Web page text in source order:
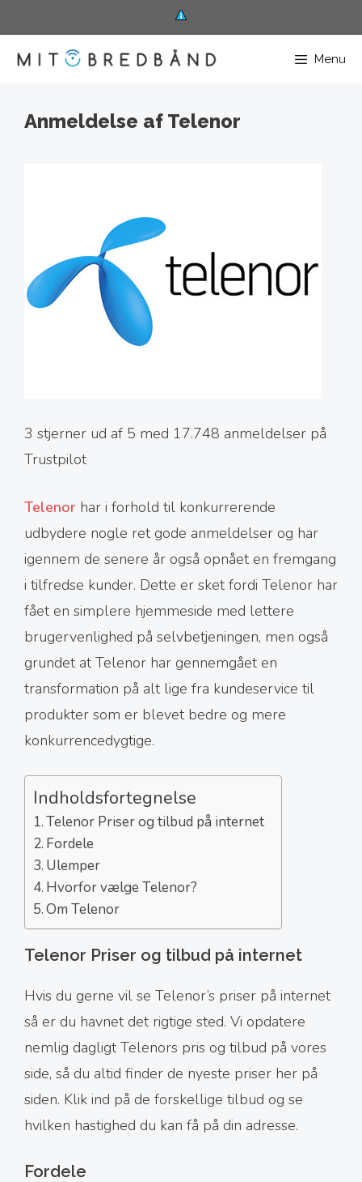
til
indhold
Menu
Anmeldelse af Telenor
3 stjerner ud af 5 med 17.748 anmeldelser på
Trustpilot
Telenor har i forhold til konkurrerende
udbydere nogle ret gode anmeldelser og har
igennem de senere år også opnået en fremgang
i tilfredse kunder. Dette er sket fordi Telenor har
fået en simplere hjemmeside med lettere
brugervenlighed på selvbetjeningen, men også
grundet at Telenor har gennemgået en
transformation på alt lige fra kundeservice til
produkter som er blevet bedre og mere
konkurrencedygtige.
Indholdsfortegnelse
Telenor Priser og tilbud på internet
Fordele
Ulemper
Hvorfor vælge Telenor?
Om Telenor
Telenor Priser og tilbud på internet
Hvis du gerne vil se Telenor’s priser på internet
så er du havnet det rigtige sted. Vi opdatere
nemlig dagligt Telenors pris og tilbud på vores
side, så du altid finder de nyeste priser her på
siden. Klik ind på de forskellige tilbud og se
hvilken hastighed du kan få på din adresse.
Fordele